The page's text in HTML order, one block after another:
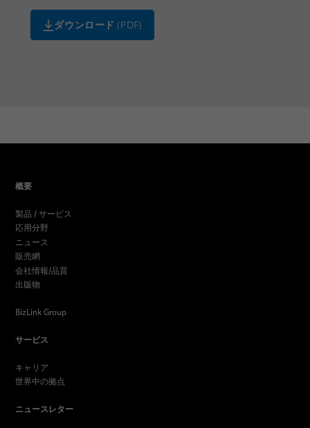
Deutsch
Français
ダウンロード (PDF)
概要
製品 / サービス
応用分野
ニュース
販売網
会社情報/品質
出版物
BizLink Group
サービス
キャリア
世界中の拠点
ニュースレター